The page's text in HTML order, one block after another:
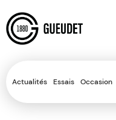
Actualités Essais Occasion